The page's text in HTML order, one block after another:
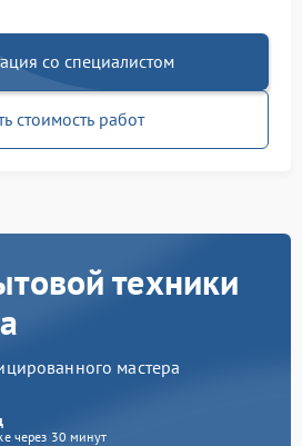
со специалистом
стоимость работ
техники
мастера
через 30 минут